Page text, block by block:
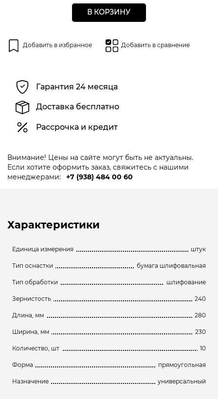
В КОРЗИНУ
Добавить в избранное Добавить в сравнение
Гарантия 24 месяца
Доставка бесплатно
Рассрочка и кредит
Внимание! Цены на сайте могут быть не актуальны.
Если хотите оформить заказ, свяжитесь с нашими
менеджерами:
+7 (938) 484 00 60
Характеристики
Единица измерения штук
Тип оснастки бумага шлифовальная
Тип обработки шлифование
Зернистость 240
Длина, мм 280
Ширина, мм 230
Количество, шт 10
Форма прямоугольная
Назначение универсальный